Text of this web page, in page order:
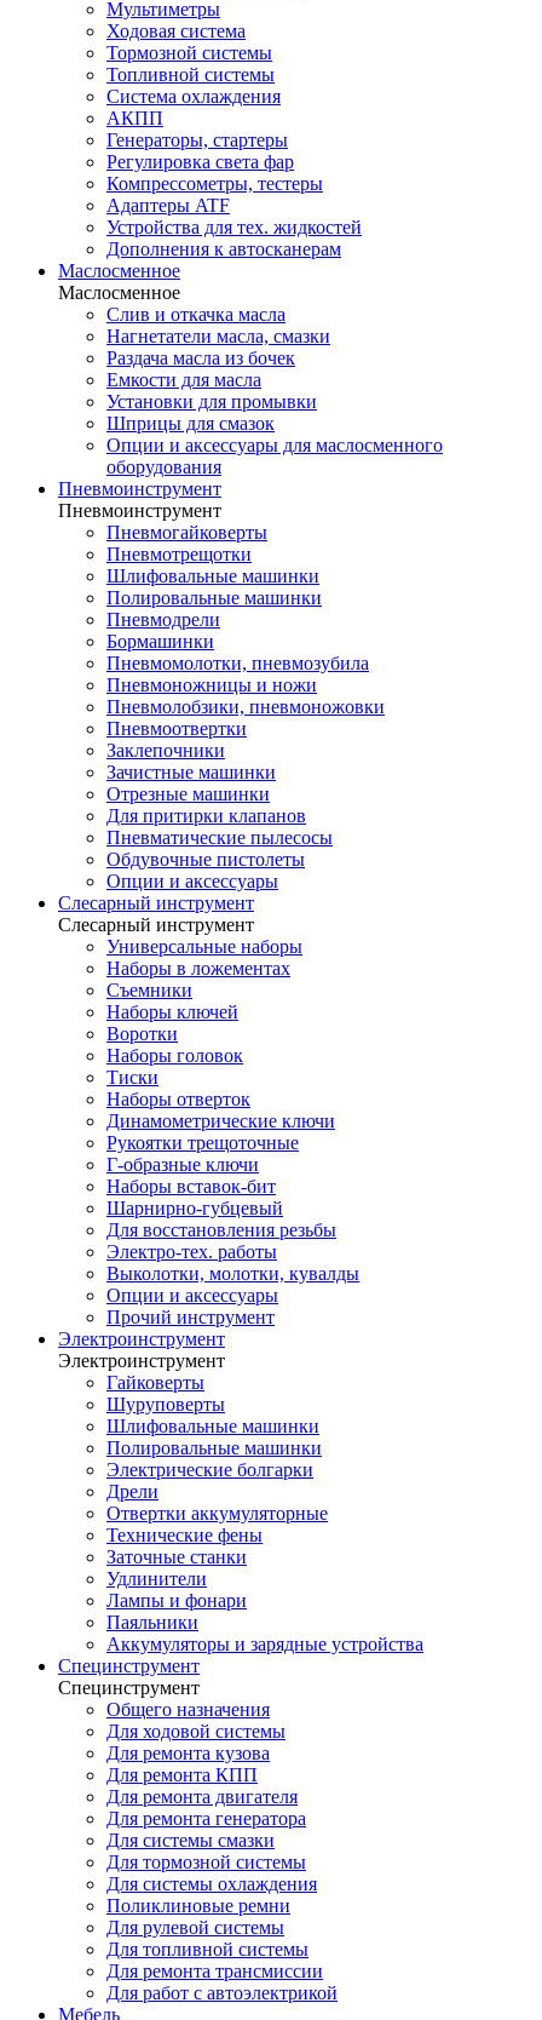
Мультиметры
Ходовая система
Тормозной системы
Топливной системы
Система охлаждения
АКПП
Генераторы, стартеры
Регулировка света фар
Компрессометры, тестеры
Адаптеры ATF
Устройства для тех. жидкостей
Дополнения к автосканерам
Маслосменное
Маслосменное
Слив и откачка масла
Нагнетатели масла, смазки
Раздача масла из бочек
Емкости для масла
Установки для промывки
Шприцы для смазок
Опции и аксессуары для маслосменного
оборудования
Пневмоинструмент
Пневмоинструмент
Пневмогайковерты
Пневмотрещотки
Шлифовальные машинки
Полировальные машинки
Пневмодрели
Бормашинки
Пневмомолотки, пневмозубила
Пневмоножницы и ножи
Пневмолобзики, пневмоножовки
Пневмоотвертки
Заклепочники
Зачистные машинки
Отрезные машинки
Для притирки клапанов
Пневматические пылесосы
Обдувочные пистолеты
Опции и аксессуары
Слесарный инструмент
Слесарный инструмент
Универсальные наборы
Наборы в ложементах
Съемники
Наборы ключей
Воротки
Наборы головок
Тиски
Наборы отверток
Динамометрические ключи
Рукоятки трещоточные
Г-образные ключи
Наборы вставок-бит
Шарнирно-губцевый
Для восстановления резьбы
Электро-тех. работы
Выколотки, молотки, кувалды
Опции и аксессуары
Прочий инструмент
Электроинструмент
Электроинструмент
Гайковерты
Шуруповерты
Шлифовальные машинки
Полировальные машинки
Электрические болгарки
Дрели
Отвертки аккумуляторные
Технические фены
Заточные станки
Удлинители
Лампы и фонари
Паяльники
Аккумуляторы и зарядные устройства
Специнструмент
Специнструмент
Общего назначения
Для ходовой системы
Для ремонта кузова
Для ремонта КПП
Для ремонта двигателя
Для ремонта генератора
Для системы смазки
Для тормозной системы
Для системы охлаждения
Поликлиновые ремни
Для рулевой системы
Для топливной системы
Для ремонта трансмиссии
Для работ с автоэлектрикой
Мебель